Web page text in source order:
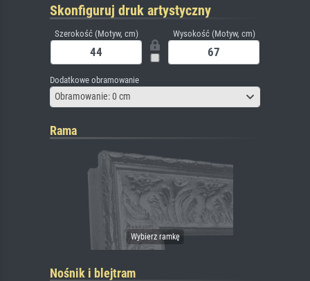
Skonfiguruj druk artystyczny
Szerokość (Motyw, cm) Wysokość (Motyw, cm)
Dodatkowe obramowanie
Obramowanie: 0 cm
Rama
Nośnik i blejtram